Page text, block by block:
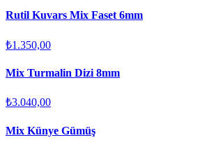
Rutil Kuvars Mix Faset 6mm
₺1.350,00
Mix Turmalin Dizi 8mm
₺3.040,00
Mix Künye Gümüş